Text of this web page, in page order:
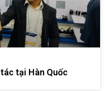
tại Hàn Quốc